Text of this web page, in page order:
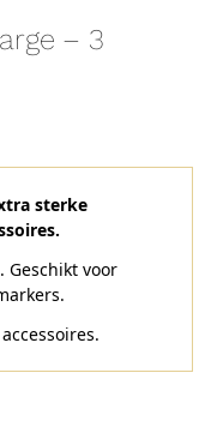
– 3
sterke
Geschikt voor